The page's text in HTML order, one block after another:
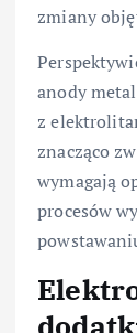
zmiany
anody
z
znacząco
wymagają
procesów